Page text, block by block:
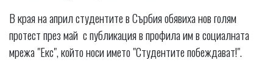
В края на април студентите в Сърбия обявиха нов голям
протест през май с публикация в профила им в социалната
мрежа "Екс", който носи името "Студентите побеждават!".